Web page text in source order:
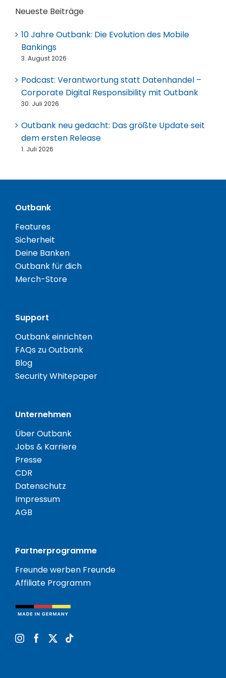
Neueste Beiträge
10 Jahre Outbank: Die Evolution des Mobile
Bankings
3. August 2026
Podcast: Verantwortung statt Datenhandel –
Corporate Digital Responsibility mit Outbank
30. Juli 2026
Outbank neu gedacht: Das größte Update seit
dem ersten Release
1. Juli 2026
Outbank
Features
Sicherheit
Deine Banken
Outbank für dich
Merch-Store
Support
Outbank einrichten
FAQs zu Outbank
Blog
Security Whitepaper
Unternehmen
Über Outbank
Jobs & Karriere
Presse
CDR
Datenschutz
Impressum
AGB
Partnerprogramme
Freunde werben Freunde
Affiliate Programm